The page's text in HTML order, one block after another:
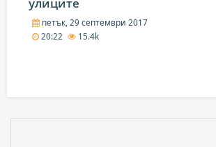
улиците
петък, 29 септември 2017
20:22
15.4k